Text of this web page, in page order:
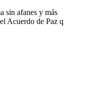
sin afanes y más
Acuerdo de Paz q